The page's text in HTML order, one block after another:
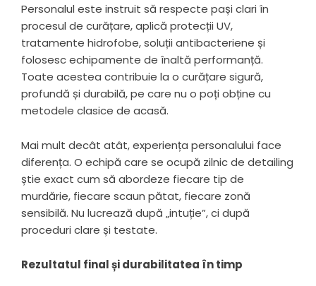
Personalul este instruit să respecte pași clari în
procesul de curățare, aplică protecții UV,
tratamente hidrofobe, soluții antibacteriene și
folosesc echipamente de înaltă performanță.
Toate acestea contribuie la o curățare sigură,
profundă și durabilă, pe care nu o poți obține cu
metodele clasice de acasă.
Mai mult decât atât, experiența personalului face
diferența. O echipă care se ocupă zilnic de detailing
știe exact cum să abordeze fiecare tip de
murdărie, fiecare scaun pătat, fiecare zonă
sensibilă. Nu lucrează după „intuție”, ci după
proceduri clare și testate.
Rezultatul final și durabilitatea în timp